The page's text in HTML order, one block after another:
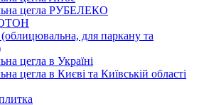
цегла РУБЕЛЕКО
для паркану та
цегла в Україні
цегла в Києві та Київській області